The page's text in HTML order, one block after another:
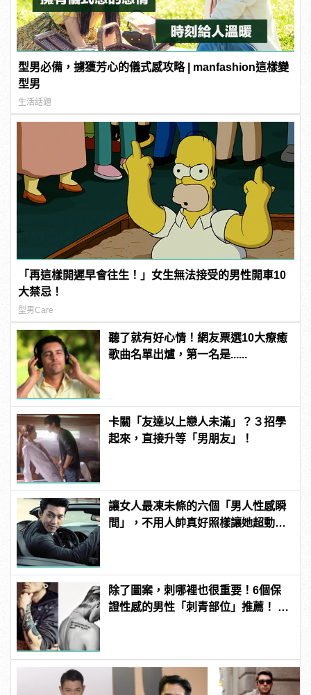
型男必備，擄獲芳心的儀式感攻略 | manfashion這樣變
型男
生活話題
「再這樣開遲早會往生！」女生無法接受的男性開車10
大禁忌！
型男Care
聽了就有好心情！網友票選10大療癒
歌曲名單出爐，第一名是......
卡關「友達以上戀人未滿」？３招學
起來，直接升等「男朋友」！
讓女人最凍未條的六個「男人性感瞬
間」，不用人帥真好照樣讓她超動
除了圖案，刺哪裡也很重要！6個保
證性感的男性「刺青部位」推薦！ |